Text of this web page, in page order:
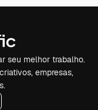
seu melhor trabalho.
empresas,